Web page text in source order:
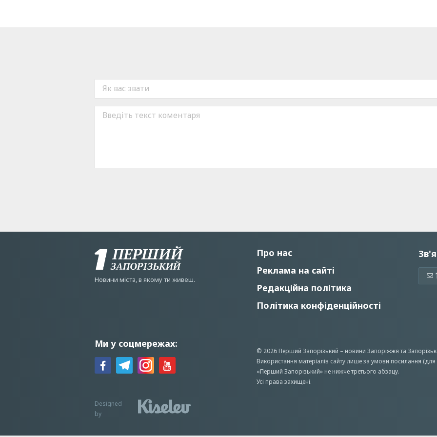
Новини мiста, в якому ти живеш.
Про нас
Реклама на сайті
Редакційна політика
Політика конфіденційності
Ми у соцмережах:
© 2026 Перший Запорізький – новини Запоріжжята
Використання матеріалів сайту лише за умови посилання (для
«Перший Запорiзький» не нижче третього абзацу.
Усi права захищенi.
Designed
by